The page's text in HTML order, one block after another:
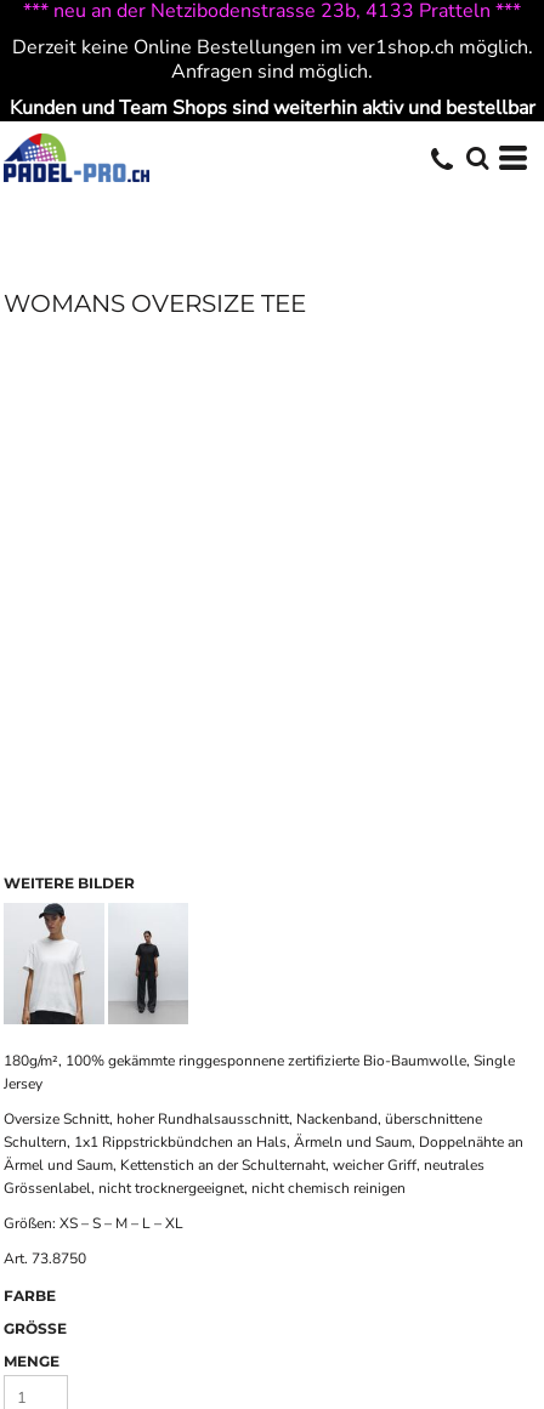
*** neu an der Netzibodenstrasse 23b, 4133 Pratteln ***
Derzeit keine Online Bestellungen im ver1shop.ch möglich.
Anfragen sind möglich.
Kunden und Team Shops sind weiterhin aktiv und bestellbar
WOMANS OVERSIZE TEE
WEITERE BILDER
180g/m², 100% gekämmte ringgesponnene zertifizierte Bio-Baumwolle, Single
Jersey
Oversize Schnitt, hoher Rundhalsausschnitt, Nackenband, überschnittene
Schultern, 1x1 Rippstrickbündchen an Hals, Ärmeln und Saum, Doppelnähte an
Ärmel und Saum, Kettenstich an der Schulternaht, weicher Griff, neutrales
Grössenlabel, nicht trocknergeeignet, nicht chemisch reinigen
Größen: XS – S – M – L – XL
Art. 73.8750
FARBE
GRÖSSE
MENGE